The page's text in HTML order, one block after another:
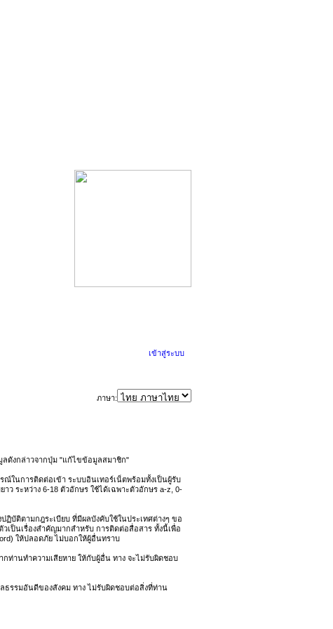
เข้าสู่ระบบ
ภาษา:
ลดังกล่าวจากปุ่ม "แก้ไขข้อมูลสมาชิก"
ในการติดต่อเข้า ระบบอินเทอร์เน็ตพร้อมทั้งเป็นผู้รับ
ว ระหว่าง 6-18 ตัวอักษร ใช้ได้เฉพาะตัวอักษร a-z, 0-
บัติตามกฎระเบียบ ที่มีผลบังคับใช้ในประเทศต่างๆ ขอ
เป็นเรื่องสำคัญมากสำหรับ การติดต่อสื่อสาร ทั้งนี้เพื่อ
ให้ปลอดภัย ไม่บอกให้ผู้อื่นทราบ
ท่านทำความเสียหาย ให้กับผู้อื่น ทาง จะไม่รับผิดชอบ
ธรรมอันดีของสังคม ทาง ไม่รับผิดชอบต่อสิ่งที่ท่าน